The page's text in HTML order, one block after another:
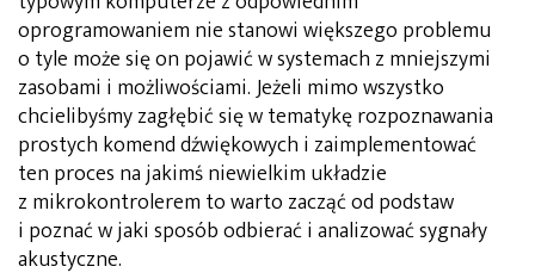
oprogramowaniem nie stanowi większego problemu
o tyle może się on pojawić w systemach z mniejszymi
zasobami i możliwościami. Jeżeli mimo wszystko
chcielibyśmy zagłębić się w tematykę rozpoznawania
prostych komend dźwiękowych i zaimplementować
ten proces na jakimś niewielkim układzie
z mikrokontrolerem to warto zacząć od podstaw
i poznać w jaki sposób odbierać i analizować sygnały
akustyczne.